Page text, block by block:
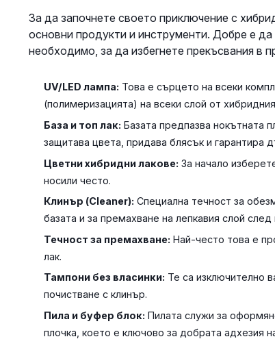
За да започнете своето приключение с
основни продукти и инструменти. Добре е
необходимо, за да избегнете прекъсвания в
UV/LED лампа: Това е сърцето на всеки
(полимеризацията) на всеки слой от
База и топ лак: Базата предпазва нокътната
защитава цвета, придава блясък и гарантира
Цветни хибридни лакове: За начало
носили често.
Клинър (Cleaner): Специална течност за
базата и за премахване на лепкавия слой
Течност за премахване: Най-често това е
лак.
Тампони без власинки: Те са изключително
почистване с клинър.
Пила и буфер блок: Пилата служи за
плочка, което е ключово за добрата адхезия